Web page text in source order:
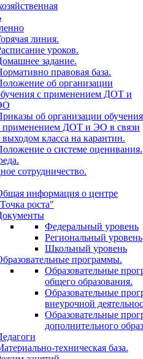
линия.
уроков.
задание.
правовая база.
об организации
с применением ДОТ и
об организации обучения
применением ДОТ и ЭО в связи
выходом класса на карантин.
о системе оценивания.
сотрудничество.
информация о центре
роста"
Федеральный уровень
Региональный уровень
Школьный уровень
программы.
Образовательные
общего образования.
Образовательные
внеурочной
Образовательные
дополнительного
техническая база.